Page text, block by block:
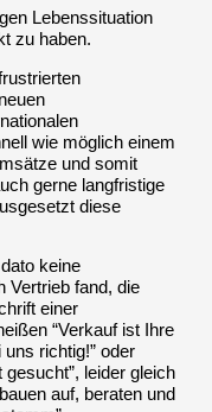
Lebenssituation
zu haben.
wie möglich einem
und somit
gerne langfristige
diese
keine
Vertrieb fand, die
einer
“Verkauf ist Ihre
richtig!” oder
leider gleich
auf, beraten und